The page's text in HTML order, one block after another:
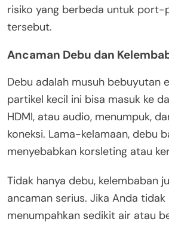
risiko yang berbeda untuk
tersebut.
Ancaman Debu dan
Debu adalah musuh bebuyutan
partikel kecil ini bisa masuk ke
HDMI, atau audio, menumpuk,
koneksi. Lama-kelamaan, debu
menyebabkan korsleting atau
Tidak hanya debu, kelembaban
ancaman serius. Jika Anda tidak
menumpahkan sedikit air atau